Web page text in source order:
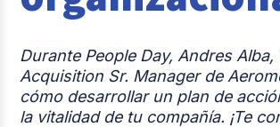
Durante People Day, Andres Alba,
Acquisition Sr. Manager de
cómo desarrollar un plan de
la vitalidad de tu compañía. ¡Te